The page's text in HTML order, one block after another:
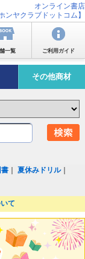
オンライン書店
ホンヤクラブドットコム】
一覧 ご利用ガイド
その他商材
｜夏休みドリル｜
て